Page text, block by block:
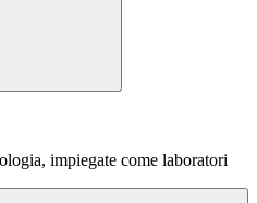
impiegate come laboratori